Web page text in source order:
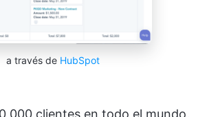
a través de HubSpot
000 clientes en todo el mundo,